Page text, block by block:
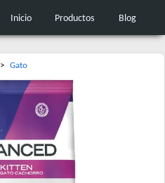
Inicio Productos Blog
> Gato